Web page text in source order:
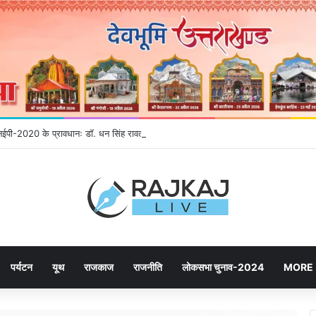
2020 के प्रावधानः डाॅ. धन सिंह रावत
पर्यटन यूथ राजकाज राजनीति लोकसभा चुनाव-2024 MORE